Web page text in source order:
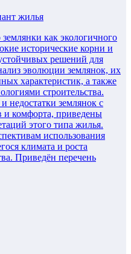
жилья
как экологичного
исторические корни и
решений для
эволюции землянок, их
характеристик, а также
строительства.
недостатки землянок с
и комфорта, приведены
этого типа жилья.
использования
климата и роста
Приведён перечень